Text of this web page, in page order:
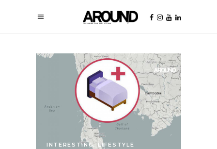
INTERESTING,LIFESTYLE